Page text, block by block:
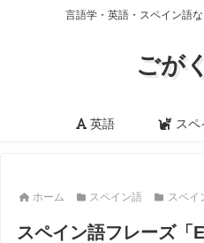
言語学・英語・スペイン語
ごが
英語 ス
ホーム スペイン語 スペイ
スペイン語フレーズ